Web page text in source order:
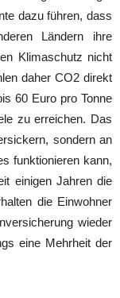
dazu führen, dass
Ländern ihre
Klimaschutz nicht
daher CO2 direkt
60 Euro pro Tonne
zu erreichen. Das
sondern an
funktionieren kann,
einigen Jahren die
die Einwohner
wieder
eine Mehrheit der